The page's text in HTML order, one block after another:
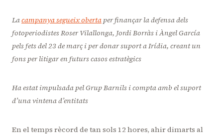
Lacampanya segueix obertaper finançar la defensa dels
fotoperiodistes Roser Vilallonga, Jordi Borràs i Àngel García
pels fets del 23 de març i per donar suport a Irídia, creant un
fons per litigar en futurs casos estratègics
Ha estat impulsada pel Grup Barnils i compta amb el suport
d’una vintena d’entitats
En el temps rècord de tan sols 12 hores, ahir dimarts al